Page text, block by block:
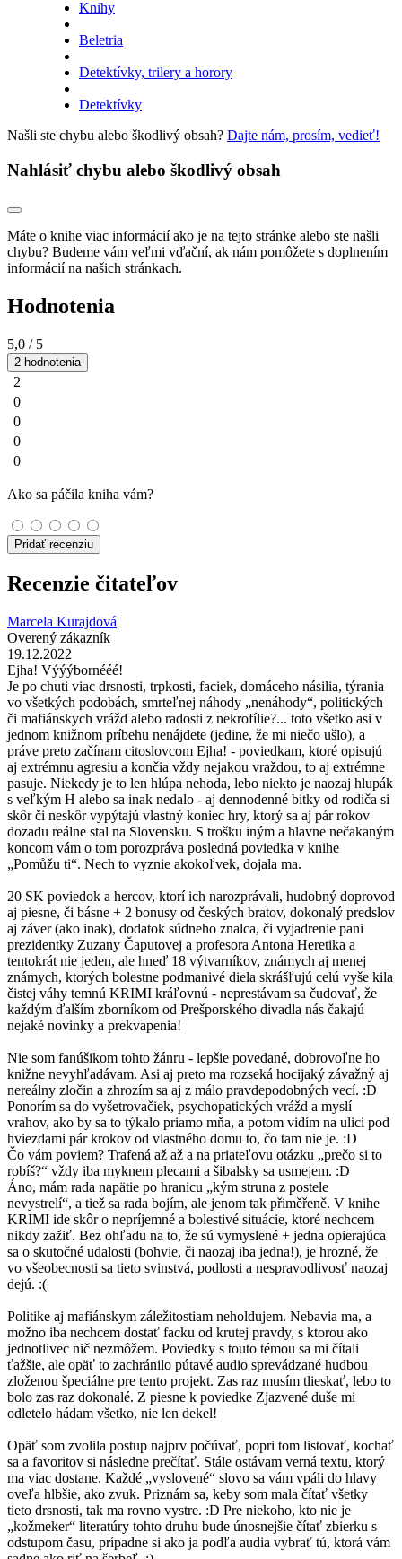
Knihy
Beletria
Detektívky, trilery a horory
Detektívky
Našli ste chybu alebo škodlivý obsah? Dajte nám, prosím, vedieť!
Nahlásiť chybu alebo škodlivý obsah
Máte o knihe viac informácií ako je na tejto stránke alebo ste našli
chybu? Budeme vám veľmi vďační, ak nám pomôžete s doplnením
informácií na našich stránkach.
Hodnotenia
5,0 / 5
2 hodnotenia
2
0
0
0
0
Ako sa páčila kniha vám?
Pridať recenziu
Recenzie čitateľov
Marcela Kurajdová
Overený zákazník
19.12.2022
Ejha! Výýýbornééé!
Je po chuti viac drsnosti, trpkosti, faciek, domáceho násilia, týrania
vo všetkých podobách, smrteľnej náhody „nenáhody“, politických
či mafiánskych vrážd alebo radosti z nekrofílie?... toto všetko asi v
jednom knižnom príbehu nenájdete (jedine, že mi niečo ušlo), a
práve preto začínam citoslovcom Ejha! - poviedkam, ktoré opisujú
aj extrémnu agresiu a končia vždy nejakou vraždou, to aj extrémne
pasuje. Niekedy je to len hlúpa nehoda, lebo niekto je naozaj hlupák
s veľkým H alebo sa inak nedalo - aj dennodenné bitky od rodiča si
skôr či neskôr vypýtajú vlastný koniec hry, ktorý sa aj pár rokov
dozadu reálne stal na Slovensku. S trošku iným a hlavne nečakaným
koncom vám o tom porozpráva posledná poviedka v knihe
„Pomůžu ti“. Nech to vyznie akokoľvek, dojala ma.
20 SK poviedok a hercov, ktorí ich narozprávali, hudobný doprovod
aj piesne, či básne + 2 bonusy od českých bratov, dokonalý predslov
aj záver (ako inak), dodatok súdneho znalca, či vyjadrenie pani
prezidentky Zuzany Čaputovej a profesora Antona Heretika a
tentokrát nie jeden, ale hneď 18 výtvarníkov, známych aj menej
známych, ktorých bolestne podmanivé diela skrášľujú celú vyše kila
čistej váhy temnú KRIMI kráľovnú - neprestávam sa čudovať, že
každým ďalším zborníkom od Prešporského divadla nás čakajú
nejaké novinky a prekvapenia!
Nie som fanúšikom tohto žánru - lepšie povedané, dobrovoľne ho
knižne nevyhľadávam. Asi aj preto ma rozseká hocijaký závažný aj
nereálny zločin a zhrozím sa aj z málo pravdepodobných vecí. :D
Ponorím sa do vyšetrovačiek, psychopatických vrážd a myslí
vrahov, ako by sa to týkalo priamo mňa, a potom vidím na ulici pod
hviezdami pár krokov od vlastného domu to, čo tam nie je. :D
Čo vám poviem? Trafená až až a na priateľovu otázku „prečo si to
robíš?“ vždy iba myknem plecami a šibalsky sa usmejem. :D
Áno, mám rada napätie po hranicu „kým struna z postele
nevystrelí“, a tiež sa rada bojím, ale jenom tak přiměřeně. V knihe
KRIMI ide skôr o nepríjemné a bolestivé situácie, ktoré nechcem
nikdy zažiť. Bez ohľadu na to, že sú vymyslené + jedna opierajúca
sa o skutočné udalosti (bohvie, či naozaj iba jedna!), je hrozné, že
vo všeobecnosti sa tieto svinstvá, podlosti a nespravodlivosť naozaj
dejú. :(
Politike aj mafiánskym záležitostiam neholdujem. Nebavia ma, a
možno iba nechcem dostať facku od krutej pravdy, s ktorou ako
jednotlivec nič nezmôžem. Poviedky s touto témou sa mi čítali
ťažšie, ale opäť to zachránilo pútavé audio sprevádzané hudbou
zloženou špeciálne pre tento projekt. Zas raz musím tlieskať, lebo to
bolo zas raz dokonalé. Z piesne k poviedke Zjazvené duše mi
odletelo hádam všetko, nie len dekel!
Opäť som zvolila postup najprv počúvať, popri tom listovať, kochať
sa a favoritov si následne prečítať. Stále ostávam verná textu, ktorý
ma viac dostane. Každé „vyslovené“ slovo sa vám vpáli do hlavy
oveľa hlbšie, ako zvuk. Priznám sa, keby som mala čítať všetky
tieto drsnosti, tak ma rovno vystre. :D Pre niekoho, kto nie je
„kožmeker“ literatúry tohto druhu bude únosnejšie čítať zbierku s
odstupom času, prípadne si ako ja podľa audia vybrať tú, ktorá vám